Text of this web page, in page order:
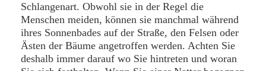
Schlangenart. Obwohl sie in der Regel die
Menschen meiden, können sie manchmal während
ihres Sonnenbades auf der Straße, den Felsen oder
Ästen der Bäume angetroffen werden. Achten Sie
deshalb immer darauf wo Sie hintreten und woran